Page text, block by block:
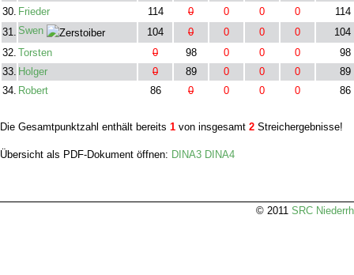
30. Frieder 114 0 0 0 0
114
31. Swen 104 0 0 0 0
104
32. Torsten 0 98 0 0 0
98
33. Holger 0 89 0 0 0
89
34. Robert 86 0 0 0 0 86
Die Gesamtpunktzahl enthält bereits 1 von insgesamt 2 Streichergebnisse!
Übersicht als PDF-Dokument öffnen: DINA3 DINA4
© 2011 SRC